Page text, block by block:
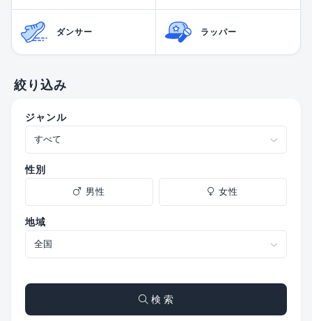
ダンサー ラッパー
絞り込み
ジャンル
性別
男性 女性
地域
検 索